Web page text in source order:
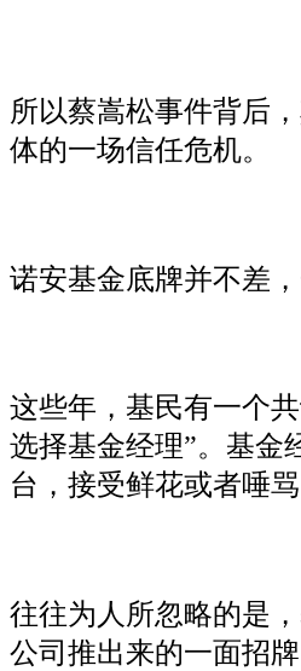
所以蔡嵩松事件背后
体的一场信任危机。
诺安基金底牌并不差
这些年，基民有一个
选择基金经理”。基金
台，接受鲜花或者唾骂
往往为人所忽略的是
公司推出来的一面招牌